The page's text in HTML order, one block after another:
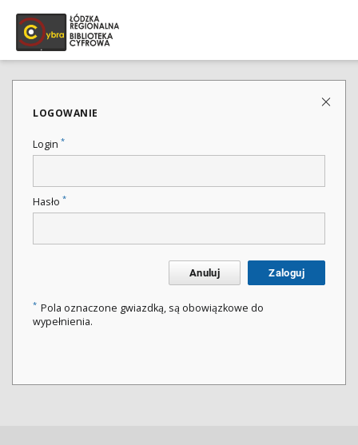
LOGOWANIE
Login *
Hasło *
Anuluj Zaloguj
* Pola oznaczone gwiazdką, są obowiązkowe do
wypełnienia.